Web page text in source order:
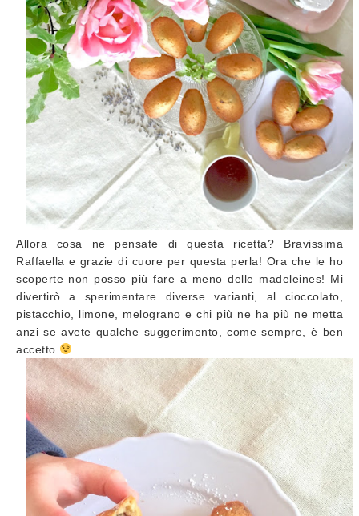
Allora cosa ne pensate di questa ricetta? Bravissima
Raffaella e grazie di cuore per questa perla! Ora che le ho
scoperte non posso più fare a meno delle madeleines! Mi
divertirò a sperimentare diverse varianti, al cioccolato,
pistacchio, limone, melograno e chi più ne ha più ne metta
anzi se avete qualche suggerimento, come sempre, è ben
accetto